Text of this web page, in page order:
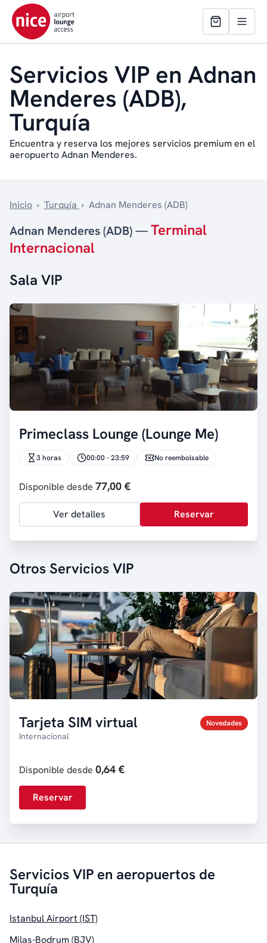
Servicios VIP en Adnan
Menderes (ADB),
Turquía
Encuentra y reserva los mejores servicios premium en el
aeropuerto Adnan Menderes.
Inicio › Turquía › Adnan Menderes (ADB)
Adnan Menderes (ADB) —Terminal
Internacional
Sala VIP
Primeclass Lounge (Lounge Me)
3 horas 00:00 - 23:59 No reembolsable
Disponible desde 77,00 €
Ver detalles Reservar
Otros Servicios VIP
Tarjeta SIM virtual
Internacional
Novedades
Disponible desde 0,64 €
Reservar
Servicios VIP en aeropuertos de
Turquía
Istanbul Airport (IST)
Milas-Bodrum (BJV)